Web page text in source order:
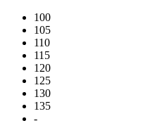
100
105
110
115
120
125
130
135
-